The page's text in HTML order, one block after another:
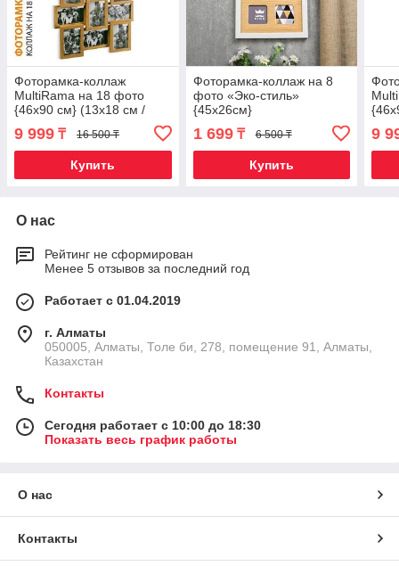
Фоторамка-коллаж
MultiRama на 18 фото
{46х90 см} (13х18 см /
Бронзовый)
9 999 ₸ 16 500 ₸
Купить
Фоторамка-коллаж на 8
фото «Эко-стиль»
{45х26см}
1 699₸ 6 500 ₸
Купить
9
О нас
Рейтинг не сформирован
Менее 5 отзывов за последний год
Работает с 01.04.2019
г. Алматы
050005, Алматы, Толе би, 278, помещение 91, Алматы,
Казахстан
Контакты
Сегодня работает с 10:00 до 18:30
Показать весь график работы
О нас
Контакты